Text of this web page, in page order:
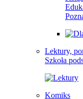
Lektury,
Szkoła
Komiks